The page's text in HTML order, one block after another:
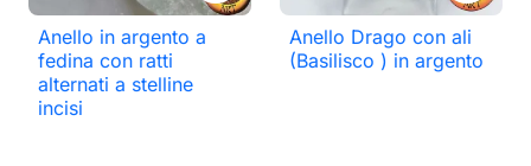
Anello in argento a
fedina con ratti
alternati a stelline
incisi
Anello Drago con ali
(Basilisco ) in argento